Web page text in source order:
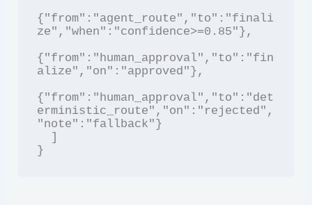
{"from":"agent_route","to":"finali
ze","when":"confidence>=0.85"},
{"from":"human_approval","to":"fin
alize","on":"approved"},
{"from":"human_approval","to":"det
erministic_route","on":"rejected",
"note":"fallback"}
}